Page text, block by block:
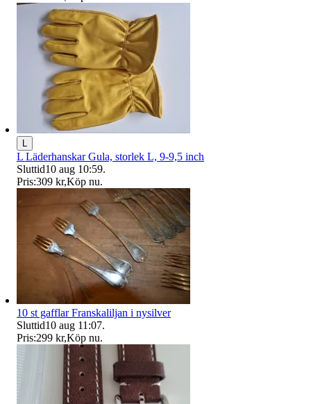
L Läderhanskar Gula, storlek L, 9-9,5 inch
Sluttid10 aug 10:59.
Pris:309 kr,Köp nu.
10 st gafflar Franskaliljan i nysilver
Sluttid10 aug 11:07.
Pris:299 kr,Köp nu.